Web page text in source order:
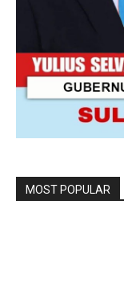
MOST POPULAR